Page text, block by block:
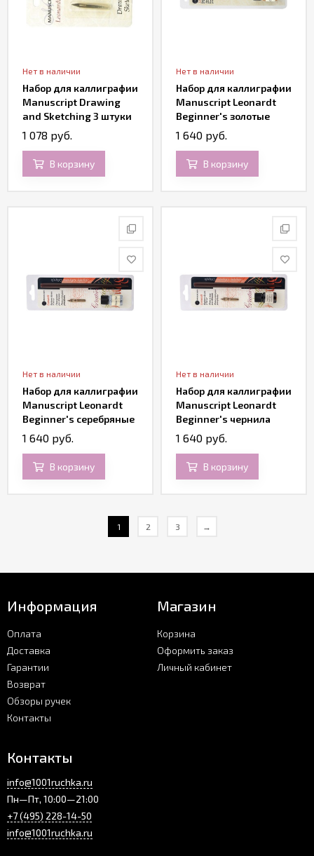
Нет в наличии
Набор для каллиграфии
Manuscript Drawing
and Sketching 3 штуки
1 078 руб.
В корзину
Нет в наличии
Набор для каллиграфии
Manuscript Leonardt
Beginner's золотые
чернила
1 640 руб.
В корзину
Нет в наличии
Набор для каллиграфии
Manuscript Leonardt
Beginner's серебряные
чернила
1 640 руб.
В корзину
Нет в наличии
Набор для каллиграфии
Manuscript Leonardt
Beginner's чернила
сепия
1 640 руб.
В корзину
1 2 3 →
Информация
Оплата
Доставка
Гарантии
Возврат
Обзоры ручек
Контакты
Магазин
Корзина
Оформить заказ
Личный кабинет
Контакты
info@1001ruchka.ru
Пн—Пт, 10:00—21:00
+7 (495) 228-14-50
info@1001ruchka.ru